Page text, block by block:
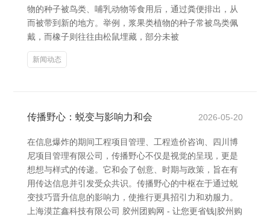
物的种子被鸟类、哺乳动物等食用后，通过粪便排出，从
而被带到新的地方。举例，浆果类植物的种子常被鸟类佩
戴，而橡子则往往由松鼠埋藏，部分未被
新闻动态
传播野心：蜕变与影响力和会 2026-05-20
在信息爆炸的期间工程项目管理、工程造价咨询、四川博
尼项目管理有限公司，传播野心不仅是视觉的呈现，更是
想想与样式的传递。它和会了创意、时期与政策，旨在有
用传达信息并引发受众共识。传播野心的中枢在于通过蜕
变技巧晋升信息的影响力，使推行更具招引力和劝服力。
上海漠芷鑫科技有限公司 胶州团购网 - 让您更省钱|胶州购